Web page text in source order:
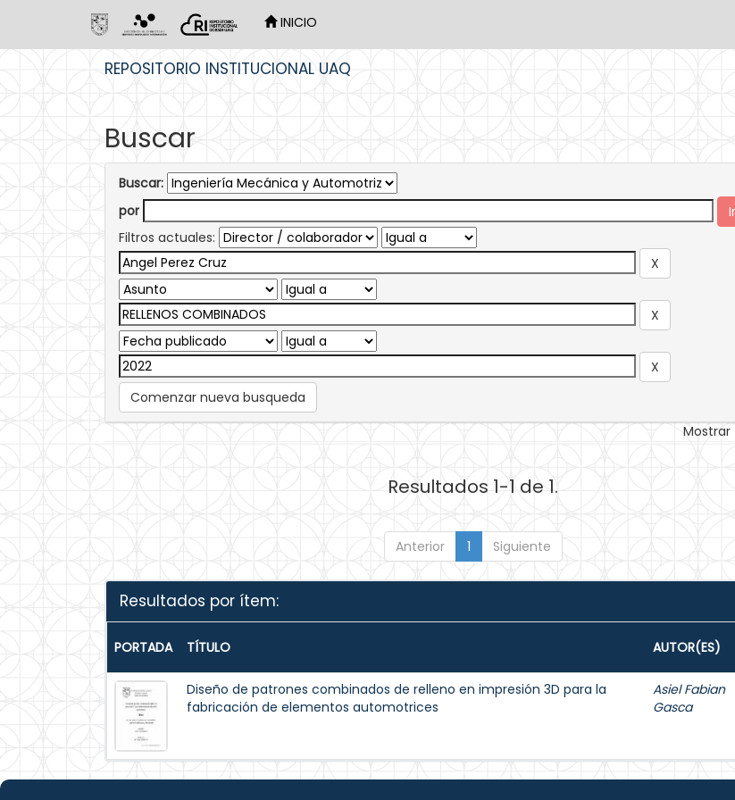
INICIO
REPOSITORIO INSTITUCIONAL UAQ
Buscar
Buscar:
por
Filtros actuales:
Comenzar nueva busqueda
Mostrar
Resultados 1-1 de 1.
Anterior 1 Siguiente
Resultados por ítem:
PORTADA TÍTULO AUTOR(ES)
Diseño de patrones combinados de relleno en impresión 3D para la
fabricación de elementos automotrices
Asiel Fabian
Gasca